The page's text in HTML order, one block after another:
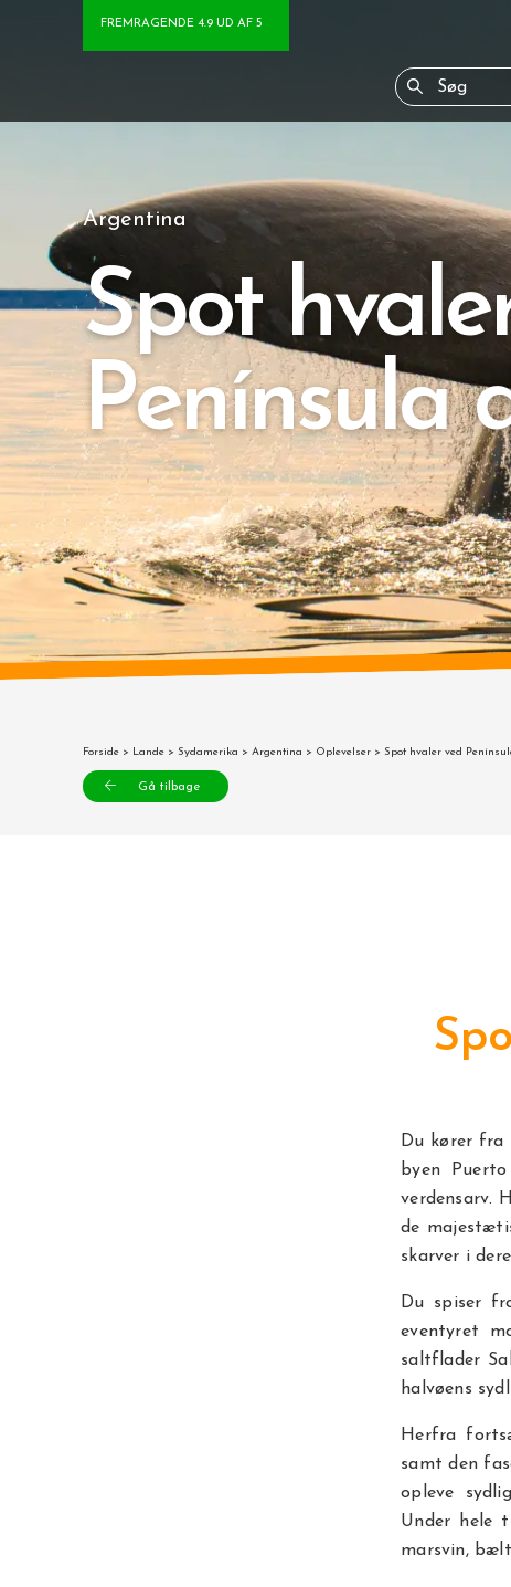
FREMRAGENDE 4.9 UD AF 5
Argentina
Spot
Península
Forside > Lande > Sydamerika > Argentina > Oplevelser > Spot hvaler ved
Gå tilbage
Du kører fra
byen
verdensarv.
de
skarver i
Du spiser
eventyret
saltflader
halvøens
Herfra
samt den
opleve
Under hele
marsvin,